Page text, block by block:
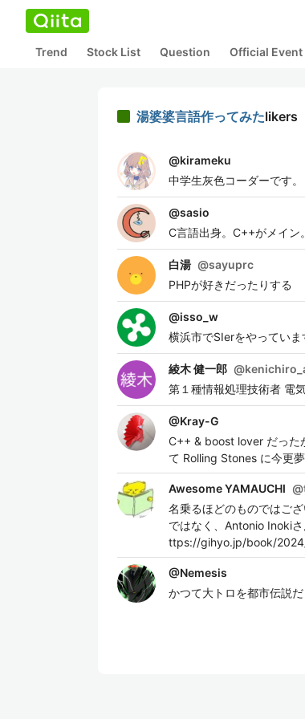
Trend Stock List Question Official Event
湯婆婆言語作ってみたlikers
@kirameku
中学生灰色コーダーです
@sasio
C言語出身。C++がメイン
白湯 @sayuprc
PHPが好きだったりする
@isso_w
横浜市でSIerをやっていま
綾木 健一郎 @
第１種情報処理技術者 電
@Kray-G
C++ & boost lover だった
て Rolling Stones に今更夢
Awesome YAMAUCHI @
名乗るほどのものではご
ではなく、Antonio Inoki
ttps://gihyo.jp/book/
@Nemesis
かつて大トロを都市伝説